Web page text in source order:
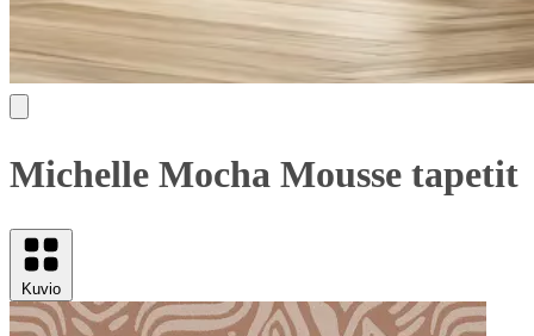
Michelle Mocha Mousse tapetit
Kuvio